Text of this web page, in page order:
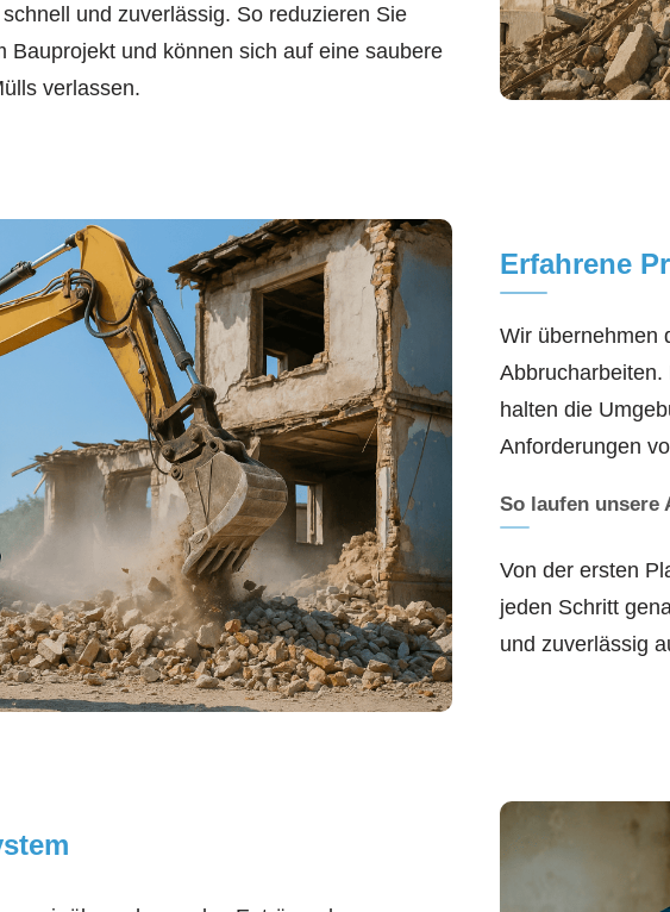
und zuverlässig. So reduzieren Sie
Bauprojekt und können sich auf eine saubere
verlassen.
Erfahrene
Wir übernehmen
Abbrucharbeiten.
halten die
Anforderungen
So laufen unsere
Von der ersten
jeden Schritt
und zuverlässig